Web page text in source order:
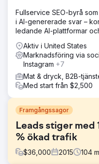
Fullservice SEO-byrå
i AI-genererade svar –
ledande AI-plattformar
Aktiv i United States
Marknadsföring via
Instagram +7
Mat & dryck, B2B-
Med start från $2,500
Framgångssagor
Leads stiger med
% ökad trafik
$36,000 2015 104